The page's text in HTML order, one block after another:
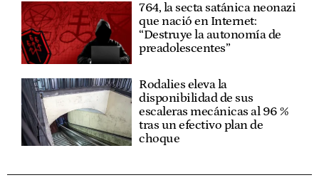
764, la secta satánica neonazi
que nació en Internet:
“Destruye la autonomía de
preadolescentes”
Rodalies eleva la
disponibilidad de sus
escaleras mecánicas al 96 %
tras un efectivo plan de
choque